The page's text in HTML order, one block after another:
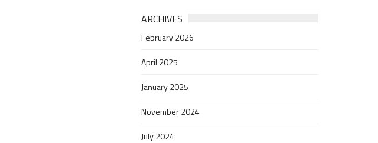
ARCHIVES
February 2026
April 2025
January 2025
November 2024
July 2024